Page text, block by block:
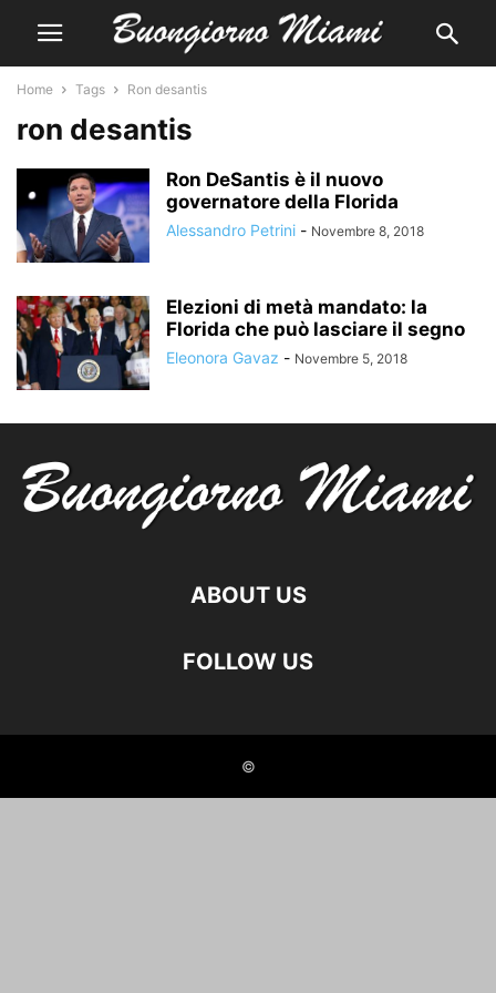
Home Tags Ron desantis
ron desantis
Ron DeSantis è il nuovo
governatore della Florida
Alessandro Petrini - Novembre 8, 2018
Elezioni di metà mandato: la
Florida che può lasciare il segno
Eleonora Gavaz - Novembre 5, 2018
ABOUT US
FOLLOW US
©